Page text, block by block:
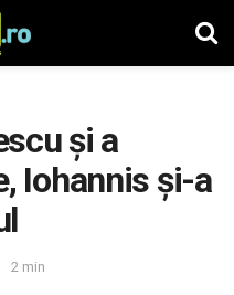
și a
Iohannis și-a
2 min